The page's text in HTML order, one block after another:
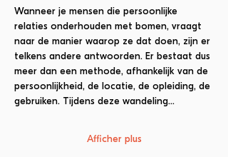
Wanneer je mensen die persoonlijke
relaties onderhouden met bomen, vraagt
naar de manier waarop ze dat doen, zijn er
telkens andere antwoorden. Er bestaat dus
meer dan een methode, afhankelijk van de
persoonlijkheid, de locatie, de opleiding, de
gebruiken. Tijdens deze wandeling…
Afficher plus